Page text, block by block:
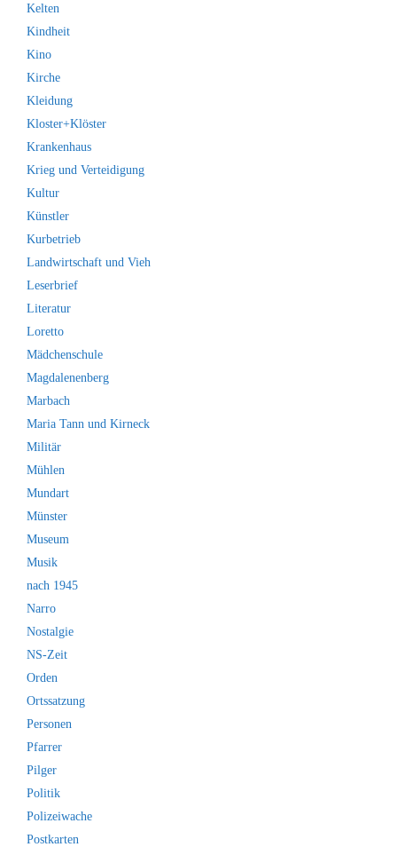
Kelten
Kindheit
Kino
Kirche
Kleidung
Kloster+Klöster
Krankenhaus
Krieg und Verteidigung
Kultur
Künstler
Kurbetrieb
Landwirtschaft und Vieh
Leserbrief
Literatur
Loretto
Mädchenschule
Magdalenenberg
Marbach
Maria Tann und Kirneck
Militär
Mühlen
Mundart
Münster
Museum
Musik
nach 1945
Narro
Nostalgie
NS-Zeit
Orden
Ortssatzung
Personen
Pfarrer
Pilger
Politik
Polizeiwache
Postkarten